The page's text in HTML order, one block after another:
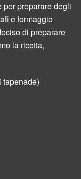
per preparare degli
e formaggio
di preparare
la ricetta,
tapenade)